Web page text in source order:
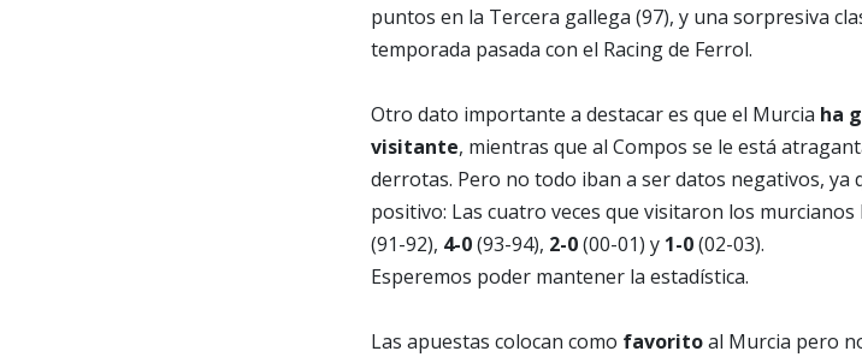
puntos en la Tercera gallega (97), y una sorpresiva
temporada pasada con el Racing de Ferrol.
Otro dato importante a destacar es que el Murcia ha
visitante, mientras que al Compos se le está
derrotas. Pero no todo iban a ser datos negativos,
positivo: Las cuatro veces que visitaron los
(91-92), 4-0(93-94), 2-0(00-01) y 1-0(02-03).
Esperemos poder mantener la estadística.
Las apuestas colocan como favoritoal Murcia pero